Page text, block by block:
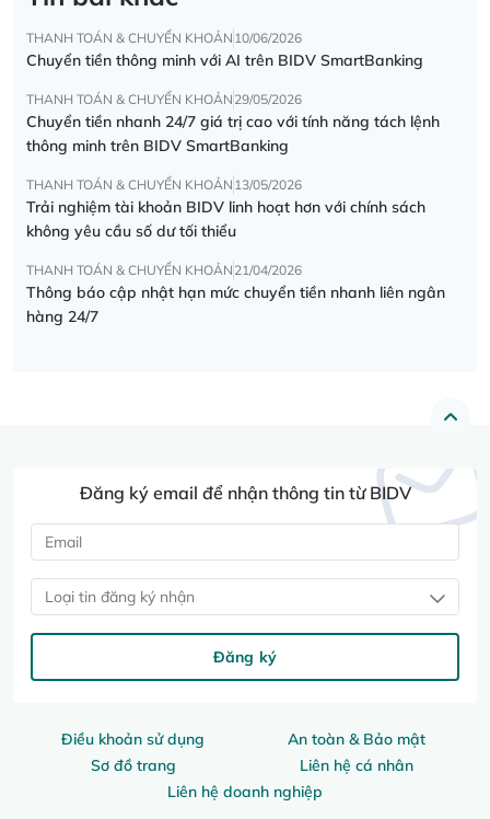
THANH TOÁN & CHUYỂN KHOẢN 10/06/2026
Chuyển tiền thông minh với AI trên BIDV SmartBanking
THANH TOÁN & CHUYỂN KHOẢN 29/05/2026
Chuyển tiền nhanh 24/7 giá trị cao với tính năng tách lệnh
thông minh trên BIDV SmartBanking
THANH TOÁN & CHUYỂN KHOẢN 13/05/2026
Trải nghiệm tài khoản BIDV linh hoạt hơn với chính sách
không yêu cầu số dư tối thiểu
THANH TOÁN & CHUYỂN KHOẢN 21/04/2026
Thông báo cập nhật hạn mức chuyển tiền nhanh liên ngân
hàng 24/7
Điều khoản sử dụng
An toàn & Bảo mật
Sơ đồ trang
Liên hệ cá nhân
Liên hệ doanh nghiệp
Đăng ký email để nhận thông tin từ BIDV
Loại tin đăng ký nhận
Đăng ký